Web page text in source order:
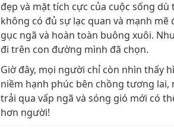
đẹp và mặt tích cực của cuộc sống
không có đủ sự lạc quan và mạnh
gục ngã và hoàn toàn buông xuôi.
đi trên con đường mình đã chọn.
Giờ đây, mọi người chỉ còn nhìn thấy
niềm hạnh phúc bên chồng tương
trải qua vấp ngã và sóng gió mới có
hơn người!